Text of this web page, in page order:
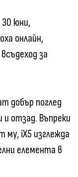
юни,
онлайн,
за
добър поглед
отзад. Въпреки
му, iX5 изглежда
елемента в